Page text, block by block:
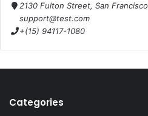
2130 Fulton Street, San Francisco
support@test.com
+(15) 94117-1080
Categories